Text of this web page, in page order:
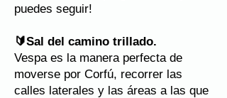
puedes seguir!
🔰Sal del camino trillado.
Vespa es la manera perfecta de
moverse por Corfú, recorrer las
calles laterales y las áreas a las que